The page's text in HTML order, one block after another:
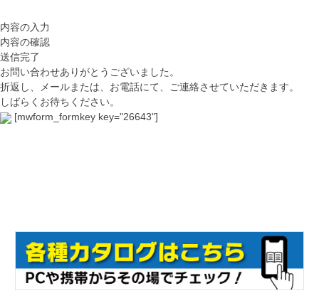
内容の入力
内容の確認
送信完了
お問い合わせありがとうございました。
折返し、メールまたは、お電話にて、ご連絡させていただきます。
しばらくお待ちください。
[mwform_formkey key="26643"]